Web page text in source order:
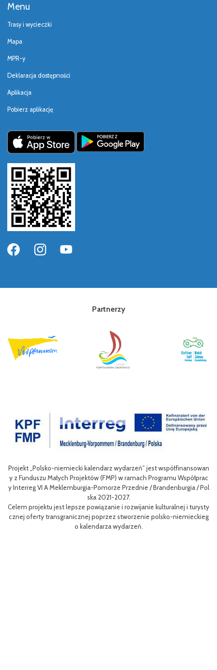
Menu
Trasy i wycieczki
Mapa
MPR-y
Deklaracja dostępności
Aplikacja
Pobierz aplikację
Partnerzy
„Polsko-niemiecki kalendarz wydarzeń” jest współfinansowan
y z Funduszu Małych Projektów (FMP) w ramach Programu Współprac
Interreg VI A Meklemburgia-Pomorze Przednie / Brandenburgia / Pol
ska 2021-2027.
projektu jest lepsze powiązanie i rozwijanie kulturalnej i turysty
oferty transgranicznej poprzez stworzenie polsko-niemieckieg
o kalendarza wydarzeń.
nie
m